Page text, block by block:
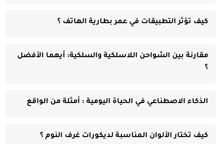
كيف تؤثر التطبيقات في عمر بطارية الهاتف ؟
مقارنة بين الشواحن اللاسلكية والسلكية: أيهما الأفضل
؟
الذكاء الاصطناعي في الحياة اليومية : أمثلة من الواقع
كيف تختار الألوان المناسبة لديكورات غرف النوم ؟